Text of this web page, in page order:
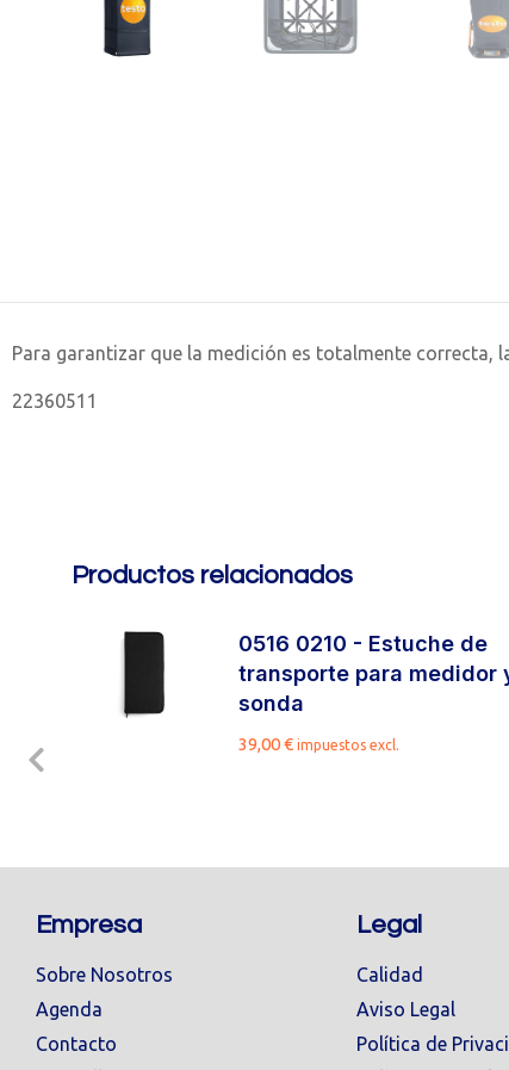
Para garantizar que la medición es totalmente correcta,
22360511
Productos relacionados
0516 0210 - Estuche de
transporte para medidor
sonda
39,00€ impuestos excl.
Empresa
Sobre Nosotros
Agenda
Contacto
Legal
Calidad
Aviso Legal
Política de